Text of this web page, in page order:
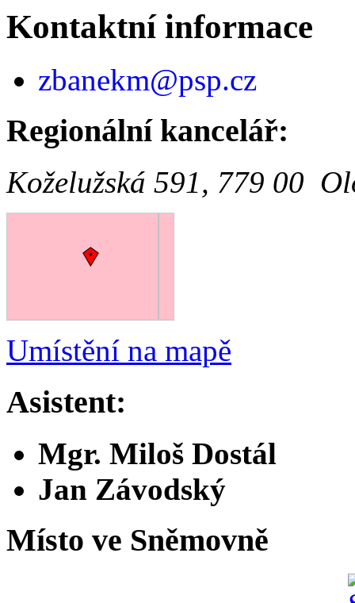
Kontaktní informace
zbanekm@psp.cz
Regionální kancelář:
Koželužská 591, 779 00
Umístění na mapě
Asistent:
Mgr. Miloš Dostál
Jan Závodský
Místo ve Sněmovně